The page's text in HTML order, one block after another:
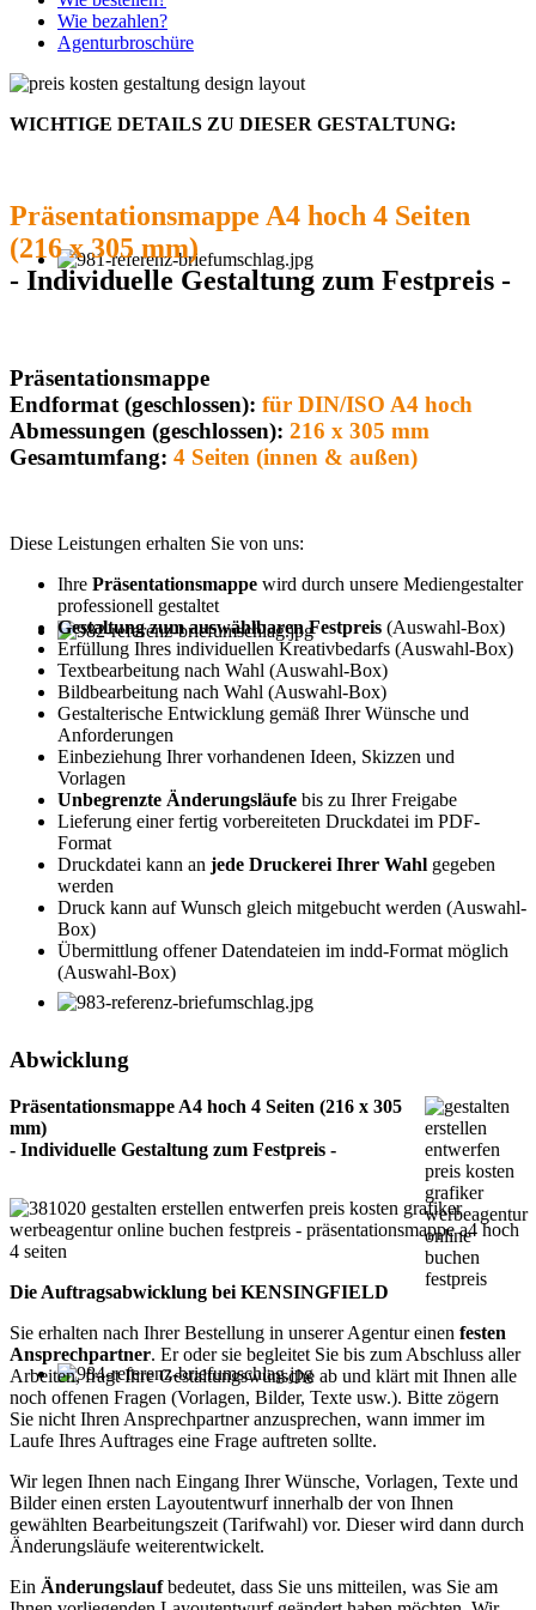
Wie bezahlen?
Agenturbroschüre
WICHTIGE DETAILS ZU DIESER GESTALTUNG:
Präsentationsmappe A4 hoch 4 Seiten
(216 x 305 mm)
- Individuelle Gestaltung zum Festpreis -
Präsentationsmappe
Endformat (geschlossen): für DIN/ISO A4 hoch
Abmessungen (geschlossen): 216 x 305 mm
Gesamtumfang: 4 Seiten (innen & außen)
Diese Leistungen erhalten Sie von uns:
Ihre Präsentationsmappe wird durch unsere Mediengestalter
professionell gestaltet
Gestaltung zum auswählbaren Festpreis (Auswahl-Box)
Erfüllung Ihres individuellen Kreativbedarfs (Auswahl-Box)
Textbearbeitung nach Wahl (Auswahl-Box)
Bildbearbeitung nach Wahl (Auswahl-Box)
Gestalterische Entwicklung gemäß Ihrer Wünsche und
Anforderungen
Einbeziehung Ihrer vorhandenen Ideen, Skizzen und
Vorlagen
Unbegrenzte Änderungsläufe bis zu Ihrer Freigabe
Lieferung einer fertig vorbereiteten Druckdatei im PDF-
Format
Druckdatei kann an jede Druckerei Ihrer Wahl gegeben
werden
Druck kann auf Wunsch gleich mitgebucht werden (Auswahl-
Box)
Übermittlung offener Datendateien im indd-Format möglich
(Auswahl-Box)
Abwicklung
Präsentationsmappe A4 hoch 4 Seiten (216 x 305
mm)
- Individuelle Gestaltung zum Festpreis -
Die Auftragsabwicklung bei KENSINGFIELD
Sie erhalten nach Ihrer Bestellung in unserer Agentur einen festen
Ansprechpartner. Er oder sie begleitet Sie bis zum Abschluss aller
Arbeiten, fragt Ihre Gestaltungswünsche ab und klärt mit Ihnen alle
noch offenen Fragen (Vorlagen, Bilder, Texte usw.). Bitte zögern
Sie nicht Ihren Ansprechpartner anzusprechen, wann immer im
Laufe Ihres Auftrages eine Frage auftreten sollte.
Wir legen Ihnen nach Eingang Ihrer Wünsche, Vorlagen, Texte und
Bilder einen ersten Layoutentwurf innerhalb der von Ihnen
gewählten Bearbeitungszeit (Tarifwahl) vor. Dieser wird dann durch
Änderungsläufe weiterentwickelt.
Ein Änderungslaufbedeutet, dass Sie uns mitteilen, was Sie am